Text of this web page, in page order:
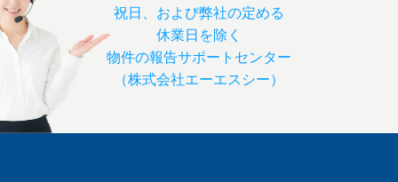
祝日、および弊社の定める
休業日を除く
物件の報告サポートセンター
（株式会社エーエスシー）